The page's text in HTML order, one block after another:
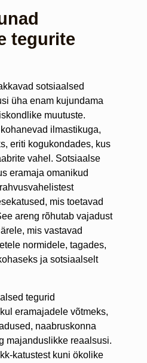
tegurite
sotsiaalsed
üha enam kujundama
muutuste.
ilmastikuga,
eriti kogukondades, kus
vahel. Sotsiaalse
eramaja omanikud
mis toetavad
areng rõhutab vajadust
mis vastavad
normidele, tagades,
ja sotsiaalselt
tegurid
eramajadele võtmeks,
naabruskonna
majanduslikke reaalsusi.
katustest kuni ökolike